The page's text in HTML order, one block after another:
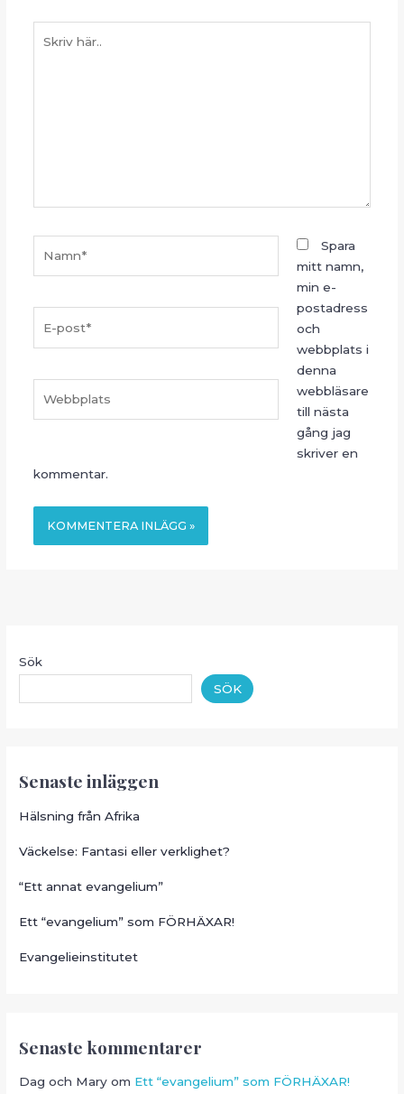
post*
Spara
mitt namn,
min e-
postadress
och
webbplats i
denna
webbläsare
till nästa
gång jag
skriver en
kommentar.
Sök
SÖK
Senaste inläggen
Hälsning från Afrika
Väckelse: Fantasi eller verklighet?
“Ett annat evangelium”
Ett “evangelium” som FÖRHÄXAR!
Evangelieinstitutet
Senaste kommentarer
Dag och Mary om Ett “evangelium” som FÖRHÄXAR!